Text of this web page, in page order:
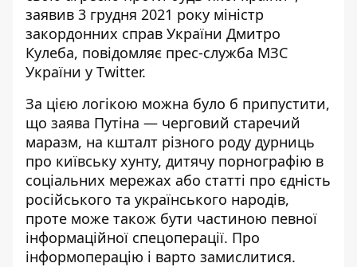
заявив 3 грудня 2021 року міністр
закордонних справ України Дмитро
Кулеба, повідомляє прес-служба МЗС
України у Twitter.
За цією логікою можна було б припустити,
що заява Путіна — черговий старечий
маразм, на кшталт різного роду дурниць
про київську хунту, дитячу порнографію в
соціальних мережах або статті про єдність
російського та українського народів,
проте може також бути частиною певної
інформаційної спецоперації. Про
інформоперацію і варто замислитися.